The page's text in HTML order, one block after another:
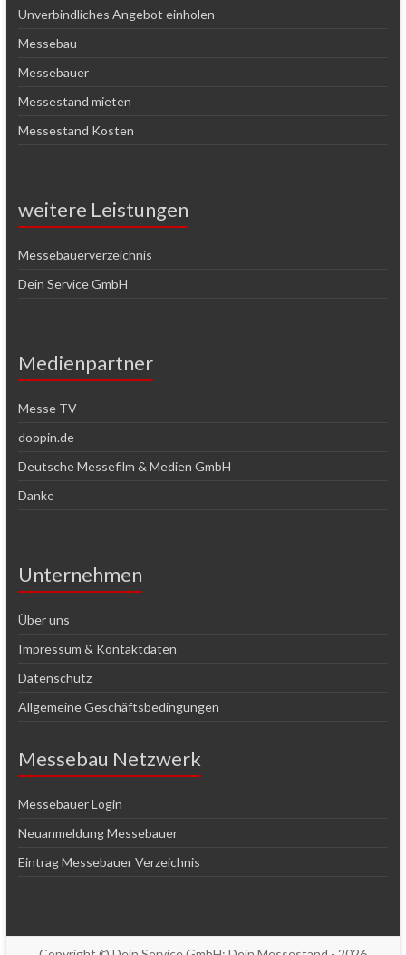
Unverbindliches Angebot einholen
Messebau
Messebauer
Messestand mieten
Messestand Kosten
weitere Leistungen
Messebauerverzeichnis
Dein Service GmbH
Medienpartner
Messe TV
doopin.de
Deutsche Messefilm & Medien GmbH
Danke
Unternehmen
Über uns
Impressum & Kontaktdaten
Datenschutz
Allgemeine Geschäftsbedingungen
Messebau Netzwerk
Messebauer Login
Neuanmeldung Messebauer
Eintrag Messebauer Verzeichnis